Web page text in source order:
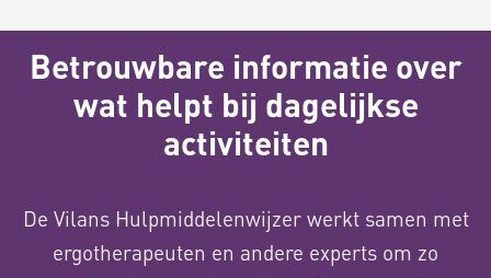
Betrouwbare informatie over
wat helpt bij dagelijkse
activiteiten
De Vilans Hulpmiddelenwijzer werkt samen met
ergotherapeuten en andere experts om zo